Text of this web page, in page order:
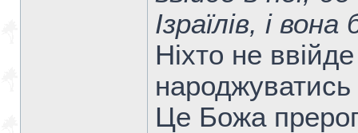
Ізраїлів, і
Ніхто не
Це Божа